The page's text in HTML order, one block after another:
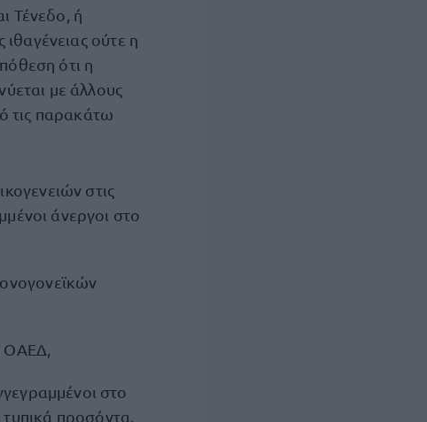
Τένεδο, ή
ιθαγένειας ούτε η
ότι η
με άλλους
τις παρακάτω
στις
άνεργοι στο
ΟΑΕΔ,
στο
προσόντα,